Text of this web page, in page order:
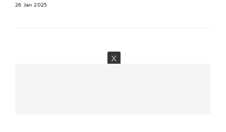
26 Jan 2025